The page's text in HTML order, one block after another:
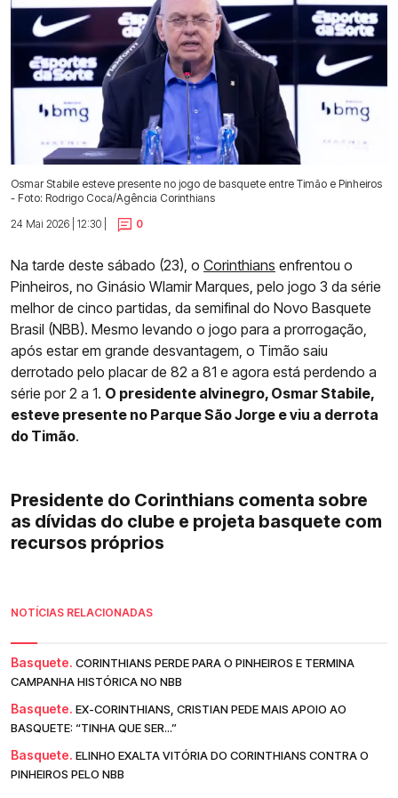
Osmar Stabile esteve presente no jogo de basquete entre Timão e Pinheiros
- Foto: Rodrigo Coca/Agência Corinthians
24 Mai 2026 | 12:30 |
0
Na tarde deste sábado (23), o Corinthians enfrentou o
Pinheiros, no Ginásio Wlamir Marques, pelo jogo 3 da série
melhor de cinco partidas, da semifinal do Novo Basquete
Brasil (NBB). Mesmo levando o jogo para a prorrogação,
após estar em grande desvantagem, o Timão saiu
derrotado pelo placar de 82 a 81 e agora está perdendo a
série por 2 a 1. O presidente alvinegro, Osmar Stabile,
esteve presente no Parque São Jorge e viu a derrota
do Timão.
Presidente do Corinthians comenta sobre
as dívidas do clube e projeta basquete com
recursos próprios
NOTÍCIAS RELACIONADAS
Basquete. CORINTHIANS PERDE PARA O PINHEIROS E TERMINA
CAMPANHA HISTÓRICA NO NBB
Basquete. EX-CORINTHIANS, CRISTIAN PEDE MAIS APOIO AO
BASQUETE: “TINHA QUE SER...”
Basquete. ELINHO EXALTA VITÓRIA DO CORINTHIANS CONTRA O
PINHEIROS PELO NBB